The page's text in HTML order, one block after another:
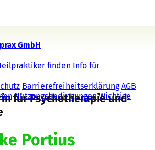
GmbH
finden Info für
Barrierefreiheitserklärung AGB
Nutzungsbedingungen Wichtige
für Psychotherapie und
Portius